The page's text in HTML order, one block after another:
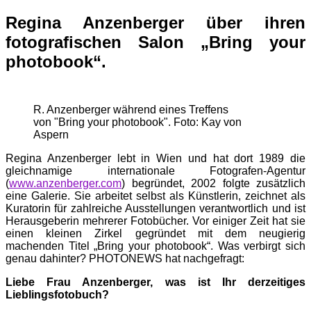
Regina Anzenberger über ihren
fotografischen Salon „Bring your
photobook“.
R. Anzenberger während eines Treffens
von "Bring your photobook". Foto: Kay von
Aspern
Regina Anzenberger lebt in Wien und hat dort 1989 die
gleichnamige internationale Fotografen-Agentur
(www.anzenberger.com) begründet, 2002 folgte zusätzlich
eine Galerie. Sie arbeitet selbst als Künstlerin, zeichnet als
Kuratorin für zahlreiche Ausstellungen verantwortlich und ist
Herausgeberin mehrerer Fotobücher. Vor einiger Zeit hat sie
einen kleinen Zirkel gegründet mit dem neugierig
machenden Titel „Bring your photobook“. Was verbirgt sich
genau dahinter? PHOTONEWS hat nachgefragt:
Liebe Frau Anzenberger, was ist Ihr derzeitiges
Lieblingsfotobuch?